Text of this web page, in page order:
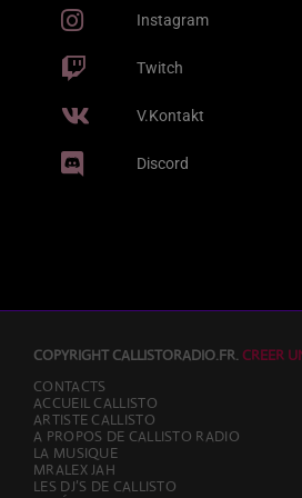
(NL) & Franc Fala) &
Version]
MOBLACK & SALIF KEÏTA
2 Gaga
3 KUNGS, DAVID GUETTA &
Instagram
Twitch
V.Kontakt
Discord
COPYRIGHT CALLISTORADIO.FR.CREER
CONTACTS
ACCUEIL CALLISTO
ARTISTE CALLISTO
A PROPOS DE CALLISTO RADIO
LA MUSIQUE
MRALEX JAH
LES DJ’S DE CALLISTO